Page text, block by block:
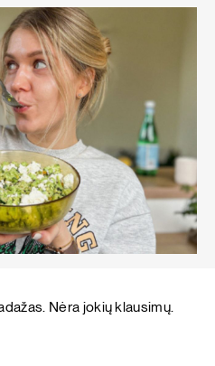
Nėra jokių klausimų.